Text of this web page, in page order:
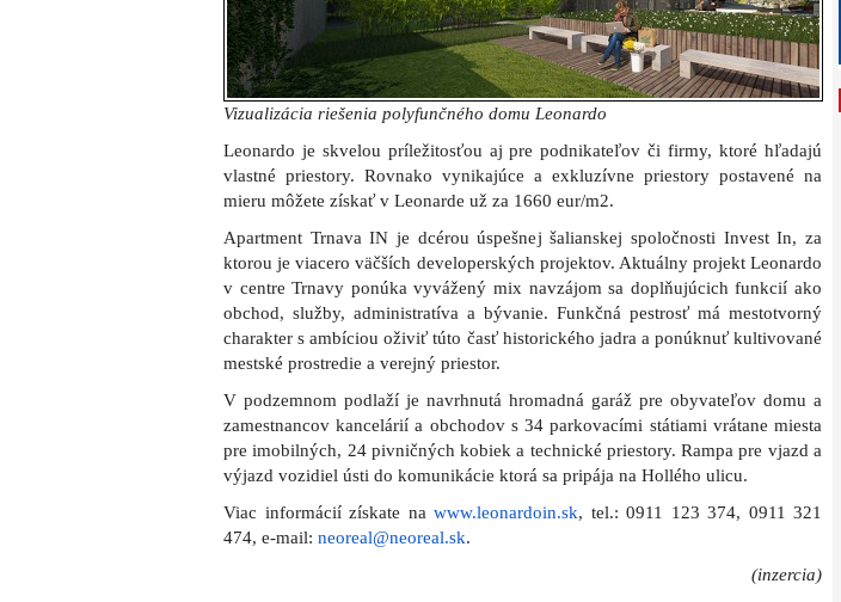
Vizualizácia riešenia polyfunčného domu Leonardo
Leonardo je skvelou príležitosťou aj pre podnikateľov či firmy, ktoré hľadajú
vlastné priestory. Rovnako vynikajúce a exkluzívne priestory postavené na
mieru môžete získať v Leonarde už za 1660 eur/m2.
Apartment Trnava IN je dcérou úspešnej šalianskej spoločnosti Invest In, za
ktorou je viacero väčších developerských projektov. Aktuálny projekt Leonardo
v centre Trnavy ponúka vyvážený mix navzájom sa doplňujúcich funkcií ako
obchod, služby, administratíva a bývanie. Funkčná pestrosť má mestotvorný
charakter s ambíciou oživiť túto časť historického jadra a ponúknuť kultivované
mestské prostredie a verejný priestor.
V podzemnom podlaží je navrhnutá hromadná garáž pre obyvateľov domu a
zamestnancov kancelárií a obchodov s 34 parkovacími státiami vrátane miesta
pre imobilných, 24 pivničných kobiek a technické priestory. Rampa pre vjazd a
výjazd vozidiel ústi do komunikácie ktorá sa pripája na Hollého ulicu.
Viac informácií získate na www.leonardoin.sk, tel.: 0911 123 374, 0911 321
474, e-mail: neoreal@neoreal.sk.
(inzercia)